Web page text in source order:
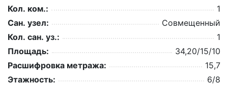
Кол. ком.:
1
Сан. узел:
Совмещенный
Кол. сан. уз.:
1
Площадь:
34,20/15/10
Расшифровка метража:
15,7
Этажность:
6/8